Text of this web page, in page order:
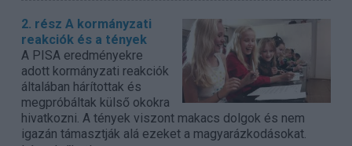
2. rész A kormányzati
reakciók és a tények
A PISA eredményekre
adott kormányzati reakciók
általában hárítottak és
megpróbáltak külső okokra
hivatkozni. A tények viszont makacs dolgok és nem
igazán támasztják alá ezeket a magyarázkodásokat.